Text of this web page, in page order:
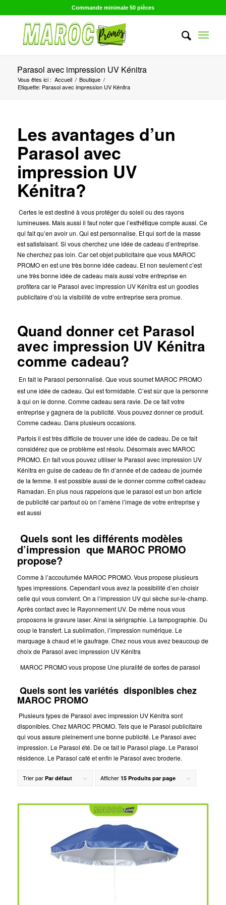
Commande minimale 50 pièces
Parasol avec impression UV Kénitra
Vous êtes ici : Accueil / Boutique /
Etiquette: Parasol avec impression UV Kénitra
Les avantages d’un
Parasol avec
impression UV
Kénitra?
Certes le est destiné à vous protéger du soleil ou des rayons
lumineuses. Mais aussi il faut noter que l’esthétique compte aussi. Ce
qui fait qu’en avoir un. Qui est personnalise. Et qui sort de la masse
est satisfaisant. Si vous cherchez une idée de cadeau d’entreprise.
Ne cherchez pas loin. Car cet objet publicitaireque vous MAROC
PROMO en est une très bonne idée cadeau. Et non seulement c’est
une très bonne idée de cadeau mais aussi votre entreprise en
profitera car le Parasol avec impression UV Kénitra est un goodies
publicitaire d’où la visibilité de votre entreprise sera promue.
Quand donner cet Parasol
avec impression UV Kénitra
comme cadeau?
En fait le Parasol personnalisé. Que vous soumet MAROC PROMO
est une idée de cadeau. Qui est formidable. C’est sûr que la personne
à qui on le donne. Comme cadeau sera ravie. De ce fait votre
entreprise y gagnera de la publicité. Vous pouvez donner ce produit.
Comme cadeau. Dans plusieurs occasions.
Parfois il est très difficile de trouver une idée de cadeau. De ce fait
considérez que ce problème est résolu. Désormais avec MAROC
PROMO. En fait vous pouvez utiliser le Parasol avec impression UV
Kénitra en guise de cadeau de fin d’année et de cadeau de journée
de la femme. Il est possible aussi de le donner comme coffret cadeau
Ramadan. En plus nous rappelons que le parasol est un bon article
de publicité car partout où on l’amène l’image de votre entreprise y
est aussi
Quels sont les différents modèles
d’impression que MAROC PROMO
propose?
Comme à l’accoutumée MAROC PROMO. Vous propose plusieurs
types impressions. Cependant vous avez la possibilité d’en choisir
celle qui vous convient. On a l’impression UV qui sèche sur-le-champ.
Après contact avec le Rayonnement UV. De même nous vous
proposons le gravure laser. Ainsi la sérigraphie. La tampographie. Du
coup le transfert. La sublimation, l’impression numérique. Le
marquage à chaud et le gaufrage. Chez nous vous avez beaucoup de
choix de Parasol avec impression UV Kénitra
MAROC PROMO vous propose Une pluralité de sortes de parasol
Quels sont les variétés disponibles chez
MAROC PROMO
Plusieurs types de Parasol avec impression UV Kénitra sont
disponibles. Chez MAROC PROMO. Tels que le Parasol publicitaire
qui vous assure pleinement une bonne publicité. Le Parasol avec
impression. Le Parasol été. De ce fait le Parasol plage. Le Parasol
résidence. Le Parasol café et enfin le Parasol avec broderie.
Trier par Par défaut Afficher 15 Produits par page